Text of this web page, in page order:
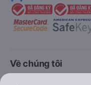
Về chúng tôi